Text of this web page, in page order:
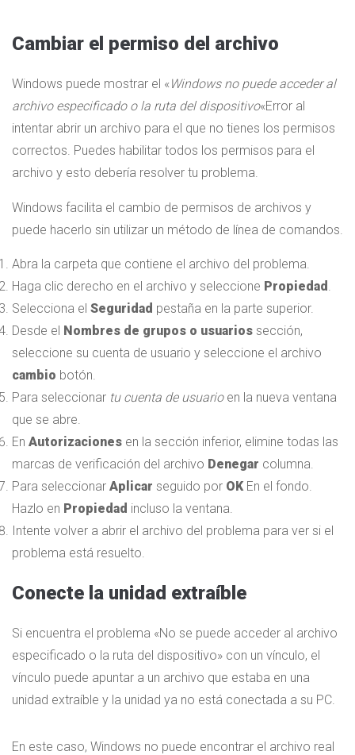
Cambiar el permiso del archivo
Windows puede mostrar el «Windows no puede acceder al
archivo especificado o la ruta del dispositivo«Error al
intentar abrir un archivo para el que no tienes los permisos
correctos. Puedes habilitar todos los permisos para el
archivo y esto debería resolver tu problema.
Windows facilita el cambio de permisos de archivos y
puede hacerlo sin utilizar un método de línea de comandos.
Abra la carpeta que contiene el archivo del problema.
Haga clic derecho en el archivo y seleccione Propiedad .
Selecciona el Seguridad pestaña en la parte superior.
Desde el Nombres de grupos o usuarios sección,
seleccione su cuenta de usuario y seleccione el archivo
cambio botón.
Para seleccionar tu cuenta de usuarioen la nueva ventana
que se abre.
En Autorizaciones en la sección inferior, elimine todas las
marcas de verificación del archivo Denegar columna.
Para seleccionar Aplicar seguido por OKEn el fondo.
Hazlo en Propiedad incluso la ventana.
Intente volver a abrir el archivo del problema para ver si el
problema está resuelto.
Conecte la unidad extraíble
Si encuentra el problema «No se puede acceder al archivo
especificado o la ruta del dispositivo» con un vínculo, el
vínculo puede apuntar a un archivo que estaba en una
unidad extraíble y la unidad ya no está conectada a su PC.
En este caso, Windows no puede encontrar el archivo real